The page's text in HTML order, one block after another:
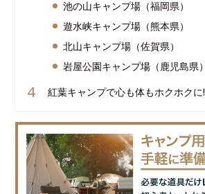
池の山キャンプ場（福岡県）
遊水峡キャンプ場（熊本県）
北山キャンプ場（佐賀県）
岩屋公園キャンプ場（鹿児島県）
紅葉キャンプで心も体もホクホクに!